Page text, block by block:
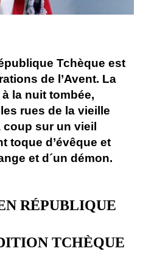
Tchèque est
de l’Avent. La
la nuit tombée,
rues de la vieille
coup sur un vieil
toque d’évêque et
et d´un démon.
RÉPUBLIQUE
TCHÈQUE